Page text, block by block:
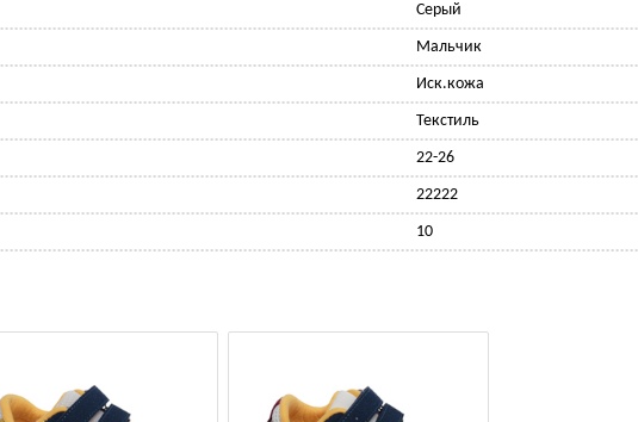
Серый
Мальчик
Иск.кожа
Текстиль
22-26
22222
10